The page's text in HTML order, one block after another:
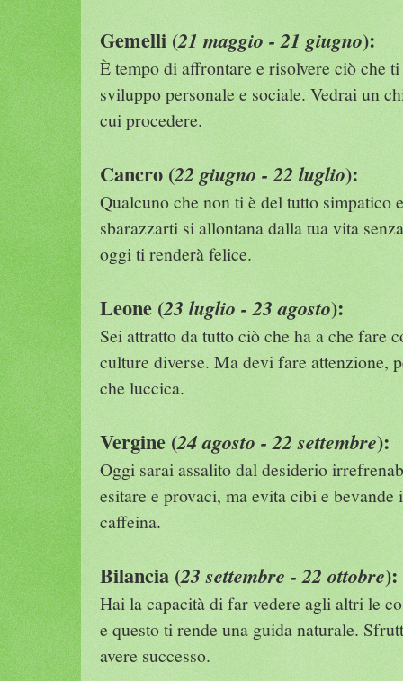
Gemelli (21 maggio - 21 giugno):
È tempo di affrontare e risolvere ciò che
sviluppo personale e sociale. Vedrai un
cui procedere.
Cancro (22 giugno - 22 luglio):
Qualcuno che non ti è del tutto simpatico
sbarazzarti si allontana dalla tua vita
oggi ti renderà felice.
Leone (23 luglio - 23 agosto):
Sei attratto da tutto ciò che ha a che fare
culture diverse. Ma devi fare attenzione,
che luccica.
Vergine (24 agosto - 22 settembre):
Oggi sarai assalito dal desiderio
esitare e provaci, ma evita cibi e bevande
caffeina.
Bilancia (23 settembre - 22 ottobre):
Hai la capacità di far vedere agli altri le
e questo ti rende una guida naturale.
avere successo.